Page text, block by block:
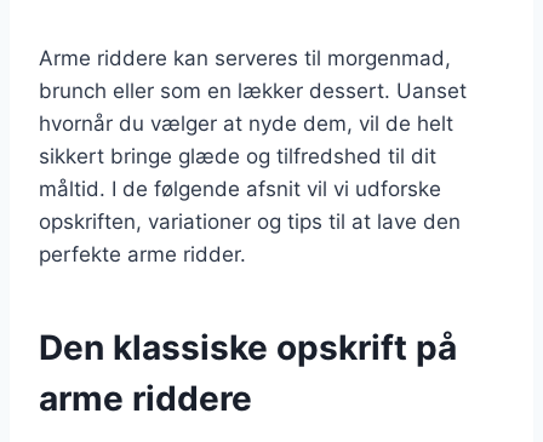
Arme riddere kan serveres til morgenmad,
brunch eller som en lækker dessert. Uanset
hvornår du vælger at nyde dem, vil de helt
sikkert bringe glæde og tilfredshed til dit
måltid. I de følgende afsnit vil vi udforske
opskriften, variationer og tips til at lave den
perfekte arme ridder.
Den klassiske opskrift på
arme riddere